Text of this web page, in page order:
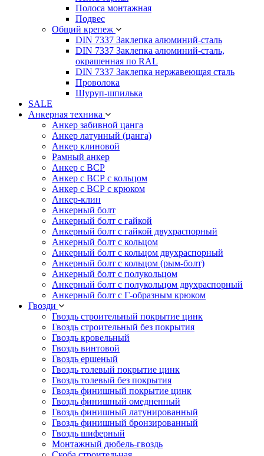
Полоса монтажная
Подвес
Общий крепеж
DIN 7337 Заклепка алюминий-сталь
DIN 7337 Заклепка алюминий-сталь,
окрашенная по RAL
DIN 7337 Заклепка нержавеющая сталь
Проволока
Шуруп-шпилька
SALE
Анкерная техника
Анкер забивной цанга
Анкер латунный (цанга)
Анкер клиновой
Рамный анкер
Анкер с ВСР
Анкер с ВСР с кольцом
Анкер с ВСР с крюком
Анкер-клин
Анкерный болт
Анкерный болт с гайкой
Анкерный болт с гайкой двухраспорный
Анкерный болт с кольцом
Анкерный болт с кольцом двухраспорный
Анкерный болт с кольцом (рым-болт)
Анкерный болт с полукольцом
Анкерный болт с полукольцом двухраспорный
Анкерный болт с Г-образным крюком
Гвозди
Гвоздь строительный покрытие цинк
Гвоздь строительный без покрытия
Гвоздь кровельный
Гвоздь винтовой
Гвоздь ершеный
Гвоздь толевый покрытие цинк
Гвоздь толевый без покрытия
Гвоздь финишный покрытие цинк
Гвоздь финишный омедненный
Гвоздь финишный латунированный
Гвоздь финишный бронзированный
Гвоздь шиферный
Монтажный дюбель-гвоздь